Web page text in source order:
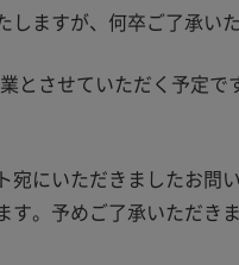
ますが、何卒ご了承い
とさせていただく予定
宛にいただきましたお
。予めご了承いただき